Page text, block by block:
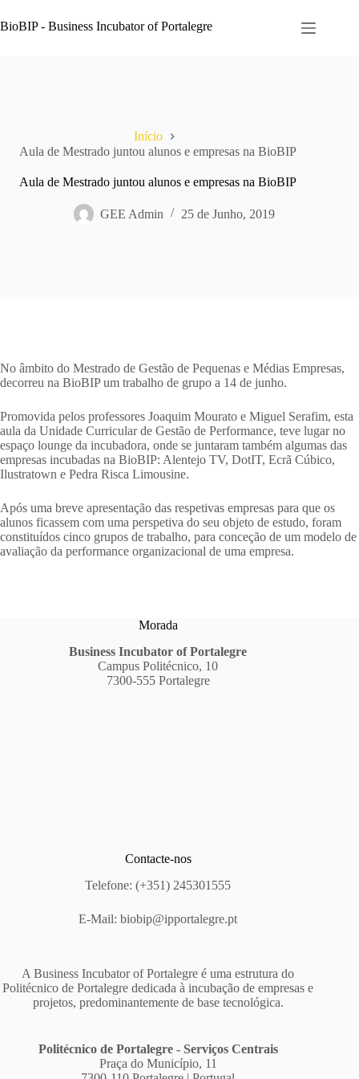
para
o
BioBIP - Business Incubator of Portalegre
Início
Aula de Mestrado juntou alunos e empresas na BioBIP
Aula de Mestrado juntou alunos e empresas na BioBIP
GEE Admin 25 de Junho, 2019
No âmbito do Mestrado de Gestão de Pequenas e Médias Empresas,
decorreu na BioBIP um trabalho de grupo a 14 de junho.
Promovida pelos professores Joaquim Mourato e Miguel Serafim, esta
aula da Unidade Curricular de Gestão de Performance, teve lugar no
espaço lounge da incubadora, onde se juntaram também algumas das
empresas incubadas na BioBIP: Alentejo TV, DotIT, Ecrã Cúbico,
Ilustratown e Pedra Risca Limousine.
Após uma breve apresentação das respetivas empresas para que os
alunos ficassem com uma perspetiva do seu objeto de estudo, foram
constituídos cinco grupos de trabalho, para conceção de um modelo de
avaliação da performance organizacional de uma empresa.
Morada
Business Incubator of Portalegre
Campus Politécnico, 10
7300-555 Portalegre
Contacte-nos
Telefone: (+351) 245301555
E-Mail:biobip@ipportalegre.pt
A Business Incubator of Portalegre é uma estrutura do
Politécnico de Portalegre dedicada à incubação de empresas e
projetos, predominantemente de base tecnológica.
Politécnico de Portalegre - Serviços Centrais
Praça do Município, 11